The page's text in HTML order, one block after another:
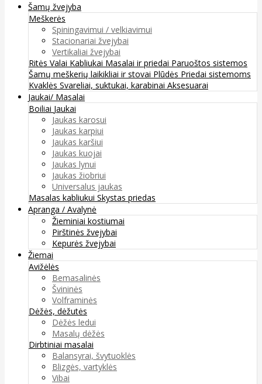
Šamų žvejyba
Meškerės
Spiningavimui / velkiavimui
Stacionariai žvejybai
Vertikaliai žvejybai
Ritės Valai Kabliukai Masalai ir priedai Paruoštos sistemos
Šamų meškerių laikikliai ir stovai Plūdės Priedai sistemoms
Kvaklės Svareliai, suktukai, karabinai Aksesuarai
Jaukai/ Masalai
Boiliai Jaukai
Jaukas karosui
Jaukas karpiui
Jaukas karšiui
Jaukas kuojai
Jaukas lynui
Jaukas žiobriui
Universalus jaukas
Masalas kabliukui Skystas priedas
Apranga / Avalynė
Žieminiai kostiumai
Pirštinės žvejybai
Kepurės žvejybai
Žiemai
Avižėlės
Bemasalinės
Švininės
Volframinės
Dėžės, dėžutės
Dėžės ledui
Masalų dėžės
Dirbtiniai masalai
Balansyrai, švytuoklės
Blizgės, vartyklės
Vibai